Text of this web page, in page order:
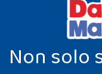
Non solo